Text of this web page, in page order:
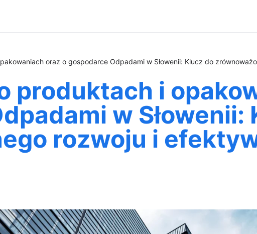
oraz o gospodarce Odpadami w Słowenii: Klucz do
produktach i
w Słowenii:
rozwoju i